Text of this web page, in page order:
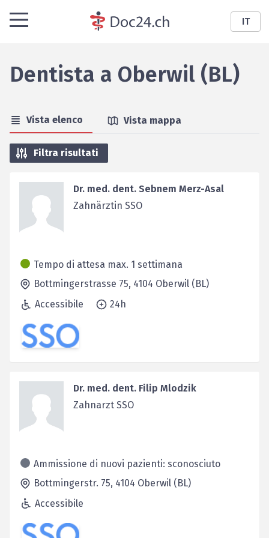
IT
Dentista a Oberwil (BL)
Vista elenco Vista mappa
Filtra risultati
Dr. med. dent. Sebnem Merz-Asal
Zahnärztin SSO
Tempo di attesa max. 1 settimana
Bottmingerstrasse 75, 4104 Oberwil (BL)
Accessibile
24h
Dr. med. dent. Filip Mlodzik
Zahnarzt SSO
Ammissione di nuovi pazienti: sconosciuto
Bottmingerstr. 75, 4104 Oberwil (BL)
Accessibile